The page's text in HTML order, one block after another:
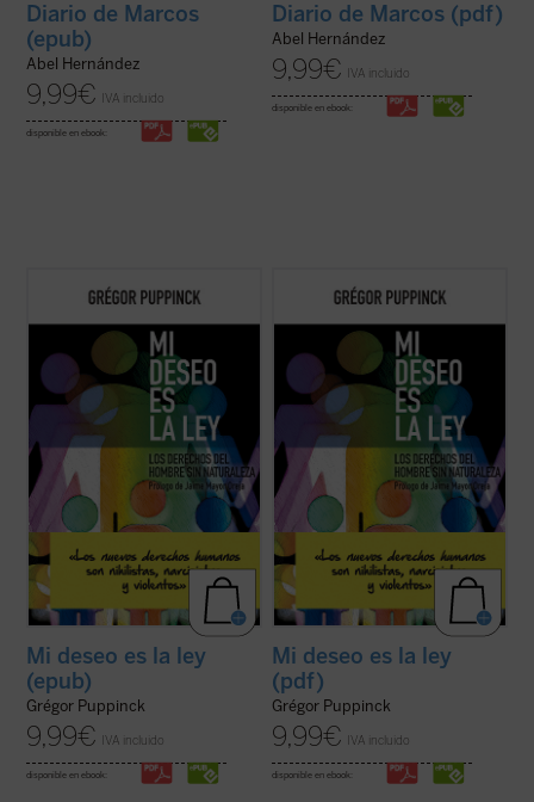
Diario de Marcos
(epub)
Abel Hernández
9,99€ IVA incluido
disponible en ebook:
Diario de Marcos (pdf)
Abel Hernández
9,99€ IVA incluido
disponible en ebook:
Setenta años después de su Declaración
universal, los derechos humanos se han
expresa una concepción determinada del
hombre y que, a través de una tupida red
de instituciones, impone una moral
centrada ...
Mi deseo es la ley
(epub)
Grégor Puppinck
9,99€ IVA incluido
disponible en ebook:
Setenta años después de su Declaración
universal, los derechos humanos se han
expresa una concepción determinada del
hombre y que, a través de una tupida red
de instituciones, impone una moral
centrada ...
Mi deseo es la ley
(pdf)
Grégor Puppinck
9,99€ IVA incluido
disponible en ebook: